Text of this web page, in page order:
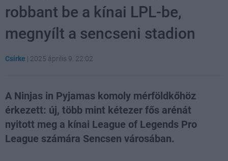
robbant be a kínai LPL-be,
megnyílt a sencseni stadion
Csirke | 2025 április 9. 22:02
A Ninjas in Pyjamas komoly mérföldkőhöz
érkezett: új, több mint kétezer fős arénát
nyitott meg a kínai League of Legends Pro
League számára Sencsen városában.